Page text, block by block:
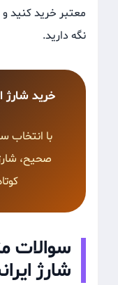
معتبر خرید کنید و
نگه دارید.
خرید شارژ
با انتخاب
صحیح،
سوالات
شارژ